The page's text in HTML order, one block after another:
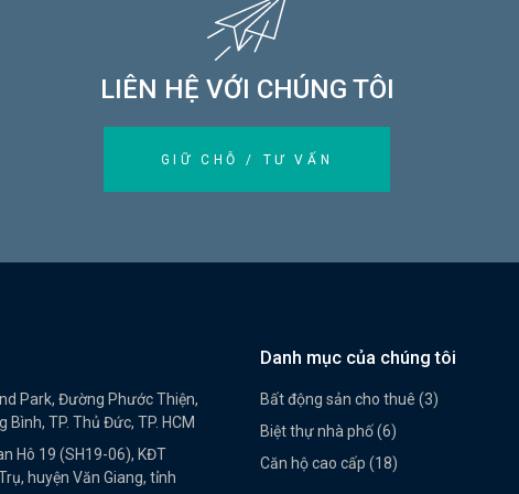
LIÊN HỆ VỚI CHÚNG TÔI
GIỮ CHỖ / TƯ VẤN
Park, Đường Phước Thiện,
TP. Thủ Đức, TP. HCM
Hô 19 (SH19-06), KĐT
huyện Văn Giang, tỉnh
Danh mục của chúng tôi
Bất động sản cho thuê (3)
Biệt thự nhà phố (6)
Căn hộ cao cấp (18)